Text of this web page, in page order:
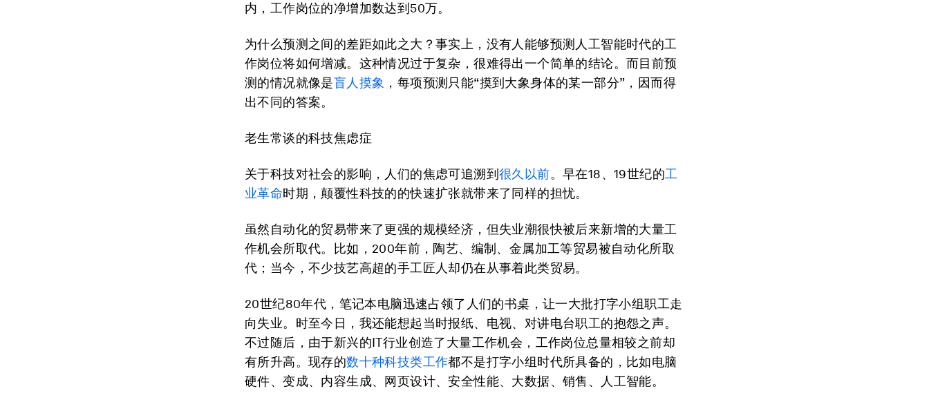
内，工作岗位的净增加数达到50万。
为什么预测之间的差距如此之大？事实上，没有人能够预测人工智能时代的工
作岗位将如何增减。这种情况过于复杂，很难得出一个简单的结论。而目前预
测的情况就像是盲人摸象 ，每项预测只能“摸到大象身体的某一部分”，因而得
出不同的答案。
老生常谈的科技焦虑症
关于科技对社会的影响，人们的焦虑可追溯到 很久以前。早在18、19世纪的工
业革命时期，颠覆性科技的的快速扩张就带来了同样的担忧。
虽然自动化的贸易带来了更强的规模经济，但失业潮很快被后来新增的大量工
作机会所取代。比如，200年前，陶艺、编制、金属加工等贸易被自动化所取
代；当今，不少技艺高超的手工匠人却仍在从事着此类贸易。
20世纪80年代，笔记本电脑迅速占领了人们的书桌，让一大批打字小组职工走
向失业。时至今日，我还能想起当时报纸、电视、对讲电台职工的抱怨之声。
不过随后，由于新兴的IT行业创造了大量工作机会，工作岗位总量相较之前却
有所升高。现存的数十种科技类工作都不是打字小组时代所具备的，比如电脑
硬件、变成、内容生成、网页设计、安全性能、大数据、销售、人工智能。